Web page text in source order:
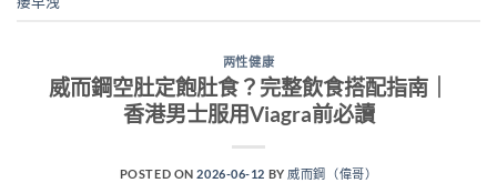
两性健康
威而鋼空肚定飽肚食？完整飲食搭配指南｜
香港男士服用Viagra前必讀
POSTED ON2026-06-12 BY 威而鋼（偉哥）